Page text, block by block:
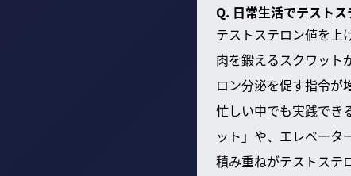
Q. 日常生活でテスト
テストステロン値を上
肉を鍛えるスクワット
ロン分泌を促す指令が
忙しい中でも実践でき
ット」や、エレベータ
積み重ねがテストステ